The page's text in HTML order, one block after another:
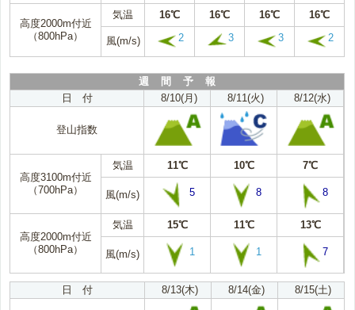
高度2000m付近
（800hPa）
気温 16℃ 16℃ 16℃ 16℃
風(m/s) 2 3 3 2
週 間 予 報
日 付
8/10(月) 8/11(火) 8/12(水)
登山指数
高度3100m付近
（700hPa）
気温 11℃ 10℃ 7℃
風(m/s) 5 8 8
高度2000m付近
（800hPa）
気温 15℃ 11℃ 13℃
風(m/s) 1 1 7
日 付 8/13(木) 8/14(金) 8/15(土)